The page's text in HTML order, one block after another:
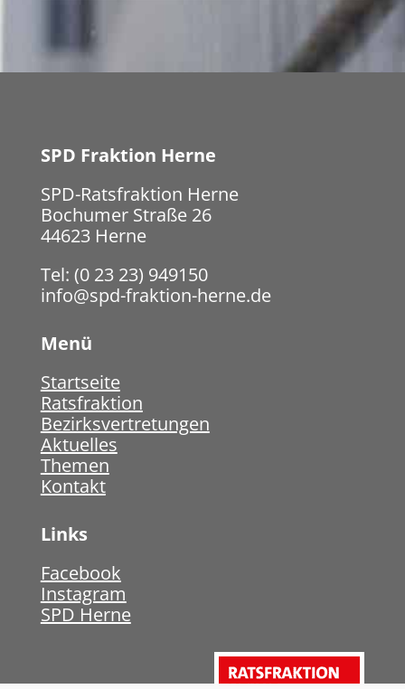
SPD Fraktion Herne
SPD-Ratsfraktion Herne
Bochumer Straße 26
44623 Herne
Tel: (0 23 23) 949150
info@spd-fraktion-herne.de
Menü
Startseite
Ratsfraktion
Bezirksvertretungen
Aktuelles
Themen
Kontakt
Links
Facebook
Instagram
SPD Herne